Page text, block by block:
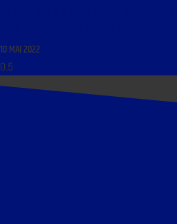
10 MAI 2022